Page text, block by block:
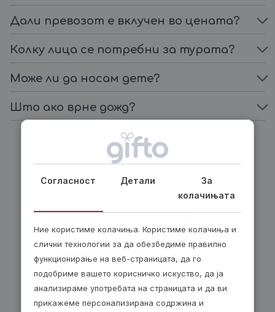
Дали превозот е вклучен во цената?
Колку лица се потребни за турата?
Може ли да носам дете?
Што ако врне дожд?
Биди модерен, подари ваучер
Согласност Детали
За
колачињата
Ние користиме колачиња. Користиме колачиња и
слични технологии за да обезбедиме правилно
функционирање на веб-страницата, да го
подобриме вашето корисничко искуство, да ја
анализираме употребата на страницата и да ви
прикажеме персонализирана содржина и